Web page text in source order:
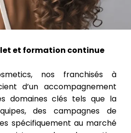
et formation continue
nos franchisés à
d’un accompagnement
domaines clés tels que la
des campagnes de
spécifiquement au marché